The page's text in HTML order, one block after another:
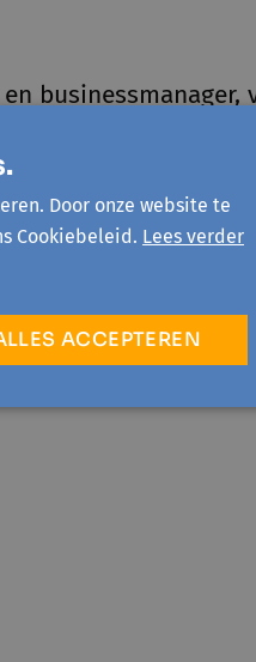
businessmanager,
woont sinds maart
Door onze website te
Cookiebeleid. Lees verder
ACCEPTEREN